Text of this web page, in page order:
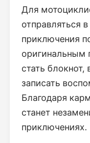
Для
отправляться
приключения
оригинальным
стать
записать
Благодаря
станет
приключениях.